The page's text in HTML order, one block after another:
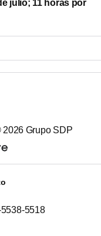
julio; 11 horas por
2026 Grupo SDP
5518